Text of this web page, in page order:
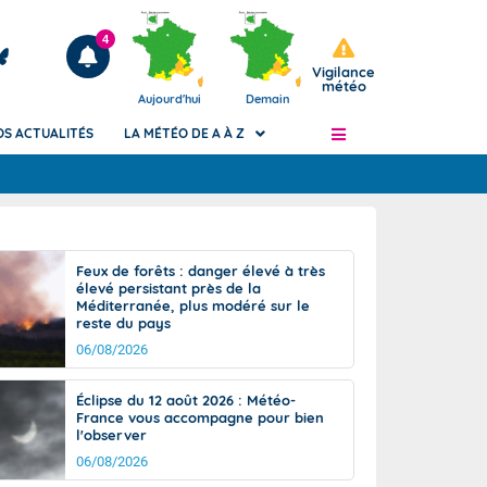
Articles
4
Aujourd'hui Demain
Vigilance
météo
de
Phénomènes dangereux de J+2 à J+7
Avertissement pluies intenses à l'échelle
des communes (Apic)
Bulletins Marine
d'avalanche
Météo des forêts
Vigicrues
ACTUALITÉS LA MÉTÉO DE A À Z
Feux de forêts : danger élevé à très
élevé persistant près de la
Méditerranée, plus modéré sur le
reste du pays
06/08/2026
Éclipse du 12 août 2026 : Météo-
France vous accompagne pour bien
l'observer
06/08/2026